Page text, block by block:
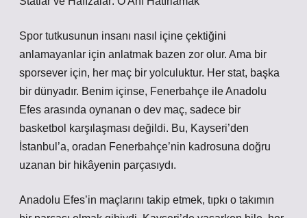
Spor tutkusunun insanı nasıl içine çektiğini
anlamayanlar için anlatmak bazen zor olur. Ama bir
sporsever için, her maç bir yolculuktur. Her stat, başka
bir dünyadır. Benim içinse, Fenerbahçe ile Anadolu
Efes arasında oynanan o dev maç, sadece bir
basketbol karşılaşması değildi. Bu, Kayseri’den
İstanbul’a, oradan Fenerbahçe’nin kadrosuna doğru
uzanan bir hikâyenin parçasıydı.
Anadolu Efes’in maçlarını takip etmek, tıpkı o takımın